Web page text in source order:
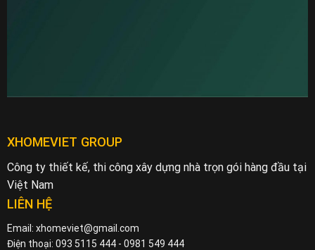
XHOMEVIET GROUP
Công ty thiết kế, thi công xây dựng nhà trọn gói hàng đầu tại
Việt Nam
LIÊN HỆ
Email: xhomeviet@gmail.com
Điện thoại: 093 5115 444 - 0981 549 444